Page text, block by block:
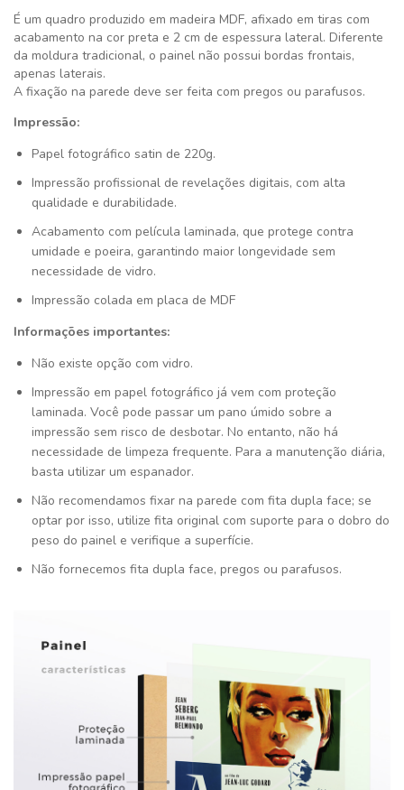
É um quadro produzido em madeira MDF, afixado em tiras com
acabamento na cor preta e 2 cm de espessura lateral. Diferente
da moldura tradicional, o painel não possui bordas frontais,
apenas laterais.
A fixação na parede deve ser feita com pregos ou parafusos.
Impressão:
Papel fotográfico satin de 220g.
Impressão profissional de revelações digitais, com alta
qualidade e durabilidade.
Acabamento com película laminada, que protege contra
umidade e poeira, garantindo maior longevidade sem
necessidade de vidro.
Impressão colada em placa de MDF
Informações importantes:
Não existe opção com vidro.
Impressão em papel fotográfico já vem com proteção
laminada. Você pode passar um pano úmido sobre a
impressão sem risco de desbotar. No entanto, não há
necessidade de limpeza frequente. Para a manutenção diária,
basta utilizar um espanador.
Não recomendamos fixar na parede com fita dupla face; se
optar por isso, utilize fita original com suporte para o dobro do
peso do painel e verifique a superfície.
Não fornecemos fita dupla face, pregos ou parafusos.